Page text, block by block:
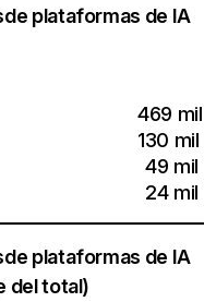
plataformas de IA
469 mil
130 mil
49 mil
24 mil
plataformas de IA
del total)